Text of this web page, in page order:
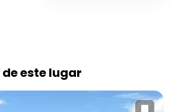
este lugar